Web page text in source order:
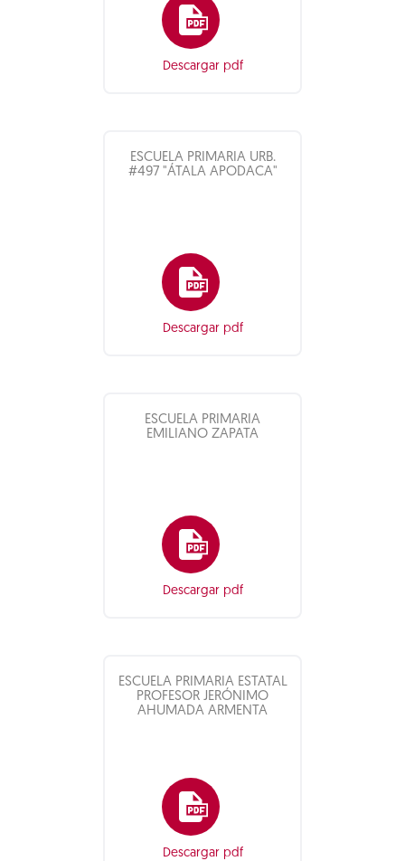
Descargar pdf
ESCUELA PRIMARIA URB.
#497 "ÁTALA APODACA"
Descargar pdf
ESCUELA PRIMARIA
EMILIANO ZAPATA
Descargar pdf
ESCUELA PRIMARIA ESTATAL
PROFESOR JERÓNIMO
AHUMADA ARMENTA
Descargar pdf